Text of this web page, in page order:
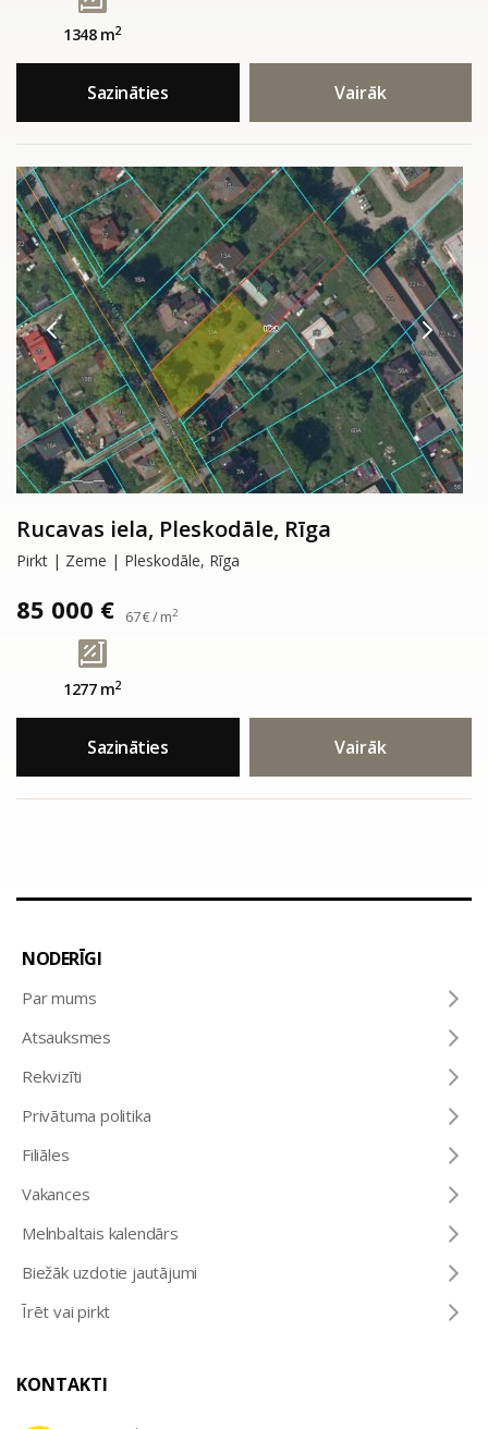
1348 m2
Sazināties Vairāk
Rucavas iela, Pleskodāle, Rīga
Pirkt | Zeme | Pleskodāle, Rīga
85 000 € 67 € / m2
1277 m2
Sazināties Vairāk
NODERĪGI
Par mums
Atsauksmes
Rekvizīti
Privātuma politika
Filiāles
Vakances
Melnbaltais kalendārs
Biežāk uzdotie jautājumi
Īrēt vai pirkt
KONTAKTI